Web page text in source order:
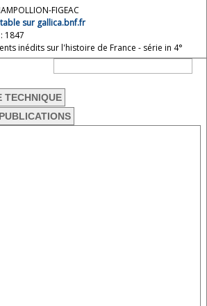
FIGEAC
sur gallica.bnf.fr
1847
inédits sur l'histoire de France - série in 4°
TECHNIQUE